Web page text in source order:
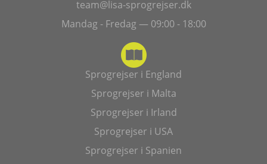
team@lisa-sprogrejser.dk
Mandag - Fredag — 09:00 - 18:00
Sprogrejser i England
Sprogrejser i Malta
Sprogrejser i Irland
Sprogrejser i USA
Sprogrejser i Spanien